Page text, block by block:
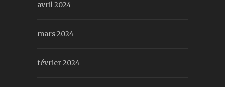
avril 2024
mars 2024
février 2024